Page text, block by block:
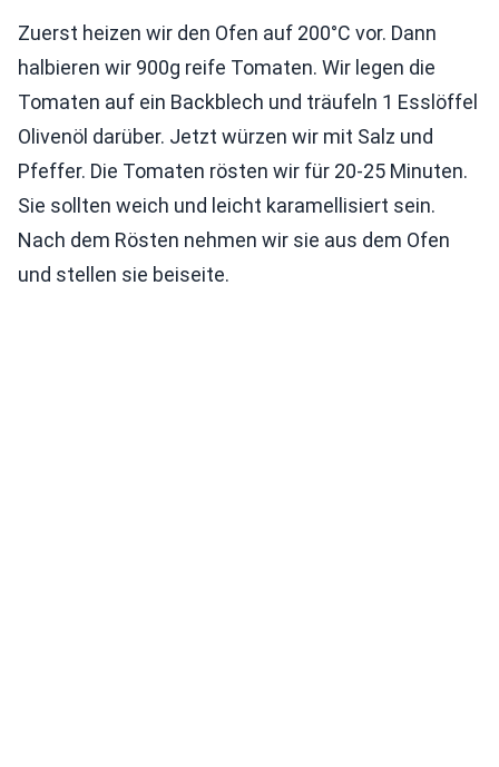
Zuerst heizen wir den Ofen auf 200°C vor. Dann
halbieren wir 900g reife Tomaten. Wir legen die
Tomaten auf ein Backblech und träufeln 1 Esslöffel
Olivenöl darüber. Jetzt würzen wir mit Salz und
Pfeffer. Die Tomaten rösten wir für 20-25 Minuten.
Sie sollten weich und leicht karamellisiert sein.
Nach dem Rösten nehmen wir sie aus dem Ofen
und stellen sie beiseite.